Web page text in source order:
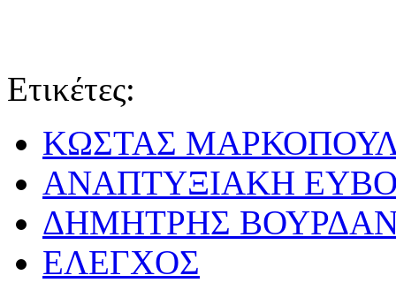
Ετικέτες:
ΚΩΣΤΑΣ
ΑΝΑΠΤΥΞΙΑΚΗ
ΔΗΜΗΤΡΗΣ
ΕΛΕΓΧΟΣ